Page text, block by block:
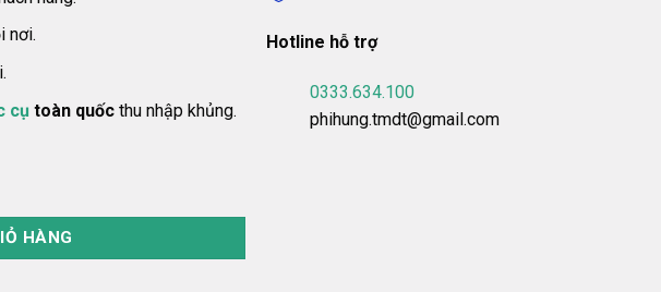
nơi.
cụ toàn quốcthu nhập khủng.
Kết Nối Ra Loa Pickup số lượng
HÀNG
Hotline hỗ trợ
0333.634.100
phihung.tmdt@gmail.com